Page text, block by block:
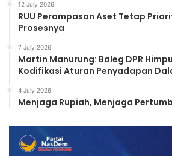
12 July 2026
RUU Perampasan Aset Tetap
Prosesnya
7 July 2026
Martin Manurung: Baleg DPR
Kodifikasi Aturan Penyadapan
4 July 2026
Menjaga Rupiah, Menjaga